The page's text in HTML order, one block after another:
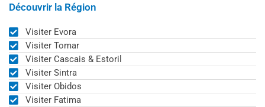
Découvrir la Région
Visiter Evora
Visiter Tomar
Visiter Cascais & Estoril
Visiter Sintra
Visiter Obidos
Visiter Fatima